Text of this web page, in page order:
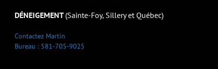
DÉNEIGEMENT (Sainte-Foy, Sillery et Québec)
Contactez Martin
Bureau : 581-705-9025